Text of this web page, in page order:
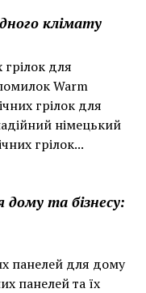
клімату
грілок для
Warm
грілок для
німецький
грілок...
дому та бізнесу:
панелей для дому
панелей та їх